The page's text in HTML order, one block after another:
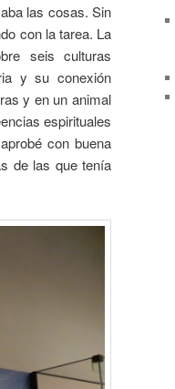
las cosas. Sin
con la tarea. La
seis culturas
y su conexión
y en un animal
espirituales
con buena
de las que tenía